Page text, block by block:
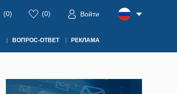
(0) (0) Войти
ВОПРОС-ОТВЕТ РЕКЛАМА